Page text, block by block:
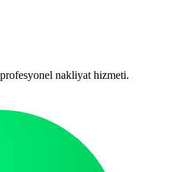
nakliyat hizmeti.